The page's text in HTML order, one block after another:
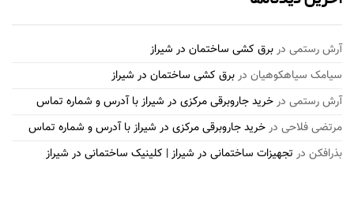
آرش رستمی دربرق کشی ساختمان در شیراز
سیامک سیاهکوهیان دربرق کشی ساختمان در شیراز
آرش رستمی درخرید جاروبرقی مرکزی در شیراز با آدرس و شماره تماس
مرتضی فلاحی درخرید جاروبرقی مرکزی در شیراز با آدرس و شماره تماس
بذرافكن در تجهیزات ساختمانی در شیراز | کلینیک ساختمانی در شیراز